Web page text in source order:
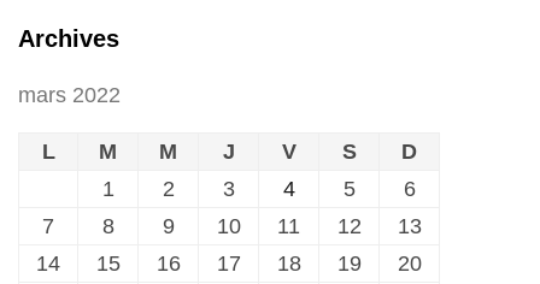
Archives
mars 2022
L M M J V S
D
1
2 3 4 5
6
7
8 9 10 11 12
13
14
15 16 17 18 19
20